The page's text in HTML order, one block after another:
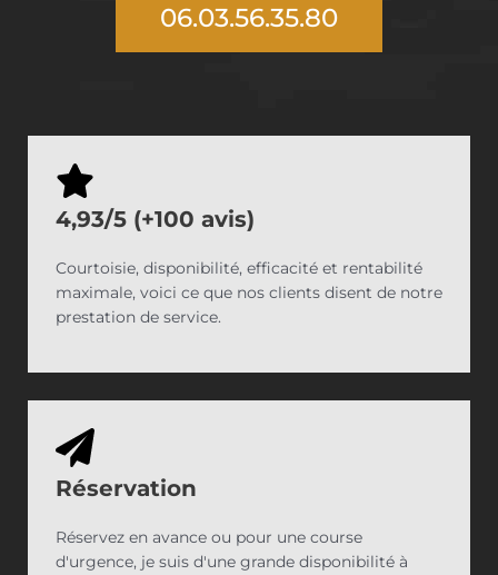
06.03.56.35.80
4,93/5 (+100 avis)
Courtoisie, disponibilité, efficacité et rentabilité
maximale, voici ce que nos clients disent de notre
prestation de service.
Réservation
Réservez en avance ou pour une course
d'urgence, je suis d'une grande disponibilité à